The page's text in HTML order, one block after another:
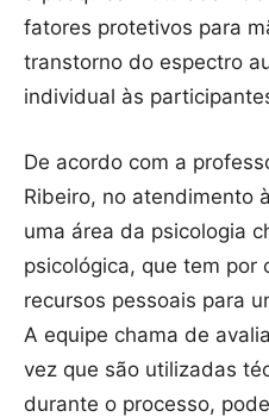
fatores protetivos para
transtorno do espectro
individual às
De acordo com a
Ribeiro, no atendimento
uma área da psicologia
psicológica, que tem por
recursos pessoais para
A equipe chama de
vez que são utilizadas
durante o processo,